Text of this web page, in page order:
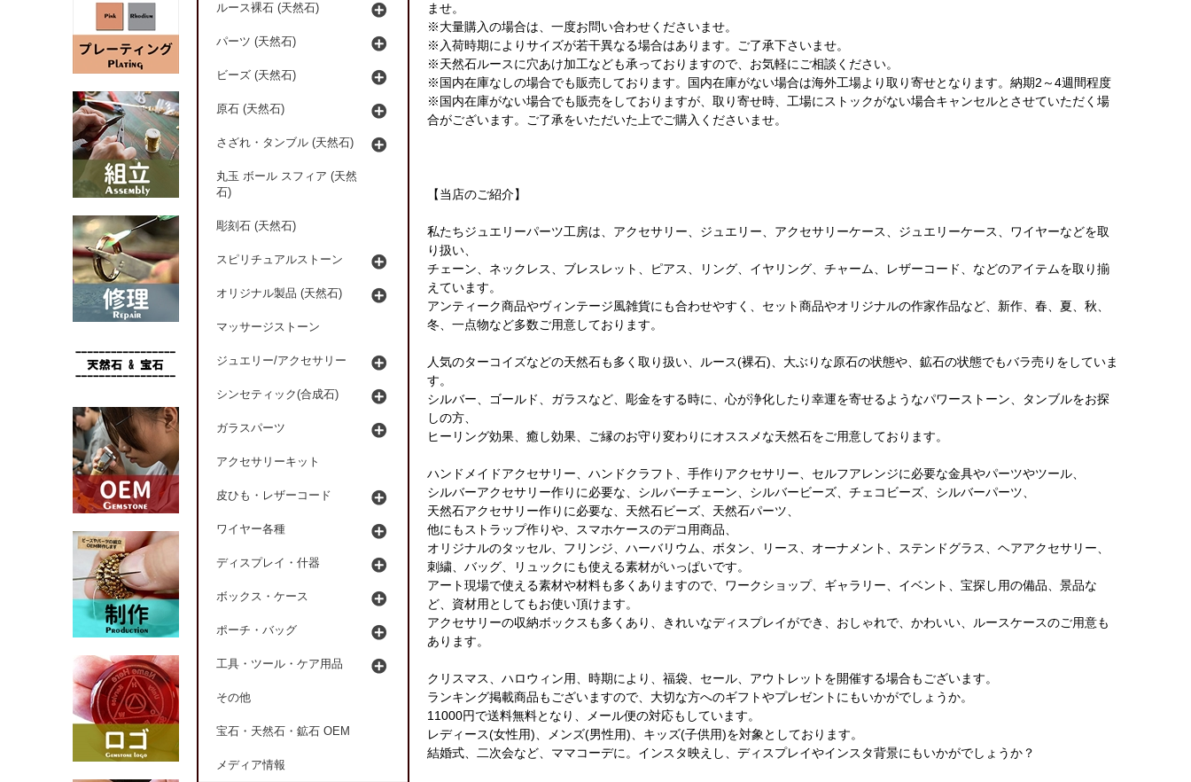
ませ。
※大量購入の場合は、一度お問い合わせくださいませ。
※入荷時期によりサイズが若干異なる場合はあります。ご了承下さいませ。
※天然石ルースに穴あけ加工なども承っておりますので、お気軽にご相談ください。
※国内在庫なしの場合でも販売しております。国内在庫がない場合は海外工場より取り寄せとなります。納期2～4週間程度
※国内在庫がない場合でも販売をしておりますが、取り寄せ時、工場にストックがない場合キャンセルとさせていただく場
合がございます。ご了承をいただいた上でご購入くださいませ。
【当店のご紹介】
私たちジュエリーパーツ工房は、アクセサリー、ジュエリー、アクセサリーケース、ジュエリーケース、ワイヤーなどを取
り扱い、
チェーン、ネックレス、ブレスレット、ピアス、リング、イヤリング、チャーム、レザーコード、などのアイテムを取り揃
えています。
アンティーク商品やヴィンテージ風雑貨にも合わせやすく、セット商品やオリジナルの作家作品など、新作、春、夏、秋、
冬、一点物など多数ご用意しております。
人気のターコイズなどの天然石も多く取り扱い、ルース(裸石)、大ぶりな原石の状態や、鉱石の状態でもバラ売りをしていま
す。
シルバー、ゴールド、ガラスなど、彫金をする時に、心が浄化したり幸運を寄せるようなパワーストーン、タンブルをお探
しの方、
ヒーリング効果、癒し効果、ご縁のお守り変わりにオススメな天然石をご用意しております。
ハンドメイドアクセサリー、ハンドクラフト、手作りアクセサリー、セルフアレンジに必要な金具やパーツやツール、
シルバーアクセサリー作りに必要な、シルバーチェーン、シルバービーズ、チェコビーズ、シルバーパーツ、
天然石アクセサリー作りに必要な、天然石ビーズ、天然石パーツ、
他にもストラップ作りや、スマホケースのデコ用商品、
オリジナルのタッセル、フリンジ、ハーバリウム、ボタン、リース、オーナメント、ステンドグラス、ヘアアクセサリー、
刺繍、バッグ、リュックにも使える素材がいっぱいです。
アート現場で使える素材や材料も多くありますので、ワークショップ、ギャラリー、イベント、宝探し用の備品、景品な
ど、資材用としてもお使い頂けます。
アクセサリーの収納ボックスも多くあり、きれいなディスプレイができ、おしゃれで、かわいい、ルースケースのご用意も
あります。
クリスマス、ハロウィン用、時期により、福袋、セール、アウトレットを開催する場合もございます。
ランキング掲載商品もございますので、大切な方へのギフトやプレゼントにもいかがでしょうか。
11000円で送料無料となり、メール便の対応もしています。
レディース(女性用)、メンズ(男性用)、キッズ(子供用)を対象としております。
結婚式、二次会など、ママコーデに。インスタ映えし、ディスプレイやインスタ背景にもいかがでしょうか？
ルース裸石 (天然石)
パーツ (天然石)
ビーズ (天然石)
原石 (天然石)
さざれ・タンブル (天然石)
丸玉 ボール スフィア (天然
石)
彫刻石 (天然石)
スピリチュアルストーン
オリジナル製品 (天然石)
マッサージストーン
ジュエリー/アクセサリー
シンセティック(合成石)
ガラスパーツ
アクセサリーキット
皮ひも・レザーコード
ワイヤー各種
ディスプレイ・什器
ボックス・ケース
ポーチ・バッグ
工具・ツール・ケア用品
その他
宝石・天然石・鉱石 OEM
メディア情報